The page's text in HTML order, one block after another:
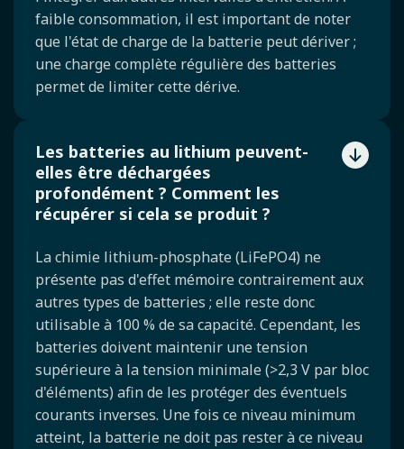
faible consommation, il est important de noter
que l'état de charge de la batterie peut dériver ;
une charge complète régulière des batteries
permet de limiter cette dérive.
Les batteries au lithium peuvent-
elles être déchargées
profondément ? Comment les
récupérer si cela se produit ?
La chimie lithium-phosphate (LiFePO4) ne
présente pas d'effet mémoire contrairement aux
autres types de batteries ; elle reste donc
utilisable à 100 % de sa capacité. Cependant, les
batteries doivent maintenir une tension
supérieure à la tension minimale (>2,3 V par bloc
d'éléments) afin de les protéger des éventuels
courants inverses. Une fois ce niveau minimum
atteint, la batterie ne doit pas rester à ce niveau